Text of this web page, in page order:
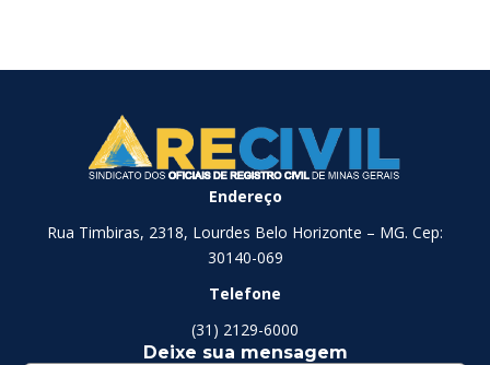
Endereço
Rua Timbiras, 2318, Lourdes Belo Horizonte – MG. Cep:
30140-069
Telefone
(31) 2129-6000
Deixe sua mensagem